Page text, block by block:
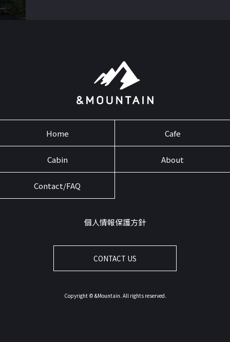
Home Cafe
Cabin About
Contact/FAQ
個人情報保護方針
CONTACT US
Copyright © &Mountain. All rights reserved.